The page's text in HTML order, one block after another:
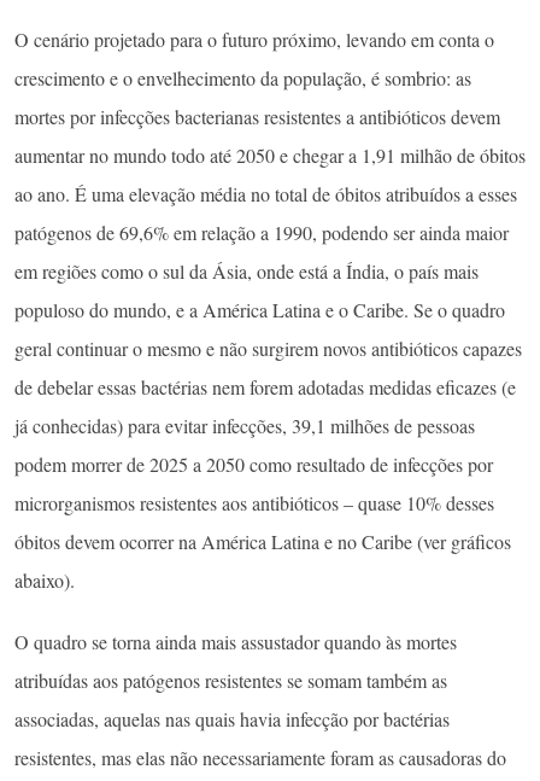
O cenário projetado para o futuro próximo, levando em conta o
crescimento e o envelhecimento da população, é sombrio: as
mortes por infecções bacterianas resistentes a antibióticos devem
aumentar no mundo todo até 2050 e chegar a 1,91 milhão de óbitos
ao ano. É uma elevação média no total de óbitos atribuídos a esses
patógenos de 69,6% em relação a 1990, podendo ser ainda maior
em regiões como o sul da Ásia, onde está a Índia, o país mais
populoso do mundo, e a América Latina e o Caribe. Se o quadro
geral continuar o mesmo e não surgirem novos antibióticos capazes
de debelar essas bactérias nem forem adotadas medidas eficazes (e
já conhecidas) para evitar infecções, 39,1 milhões de pessoas
podem morrer de 2025 a 2050 como resultado de infecções por
microrganismos resistentes aos antibióticos – quase 10% desses
óbitos devem ocorrer na América Latina e no Caribe (ver gráficos
abaixo).
O quadro se torna ainda mais assustador quando às mortes
atribuídas aos patógenos resistentes se somam também as
associadas, aquelas nas quais havia infecção por bactérias
resistentes, mas elas não necessariamente foram as causadoras do